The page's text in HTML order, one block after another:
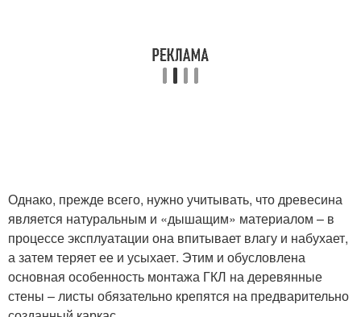
Однако, прежде всего, нужно учитывать, что древесина
является натуральным и «дышащим» материалом – в
процессе эксплуатации она впитывает влагу и набухает,
а затем теряет ее и усыхает. Этим и обусловлена
основная особенность монтажа ГКЛ на деревянные
стены – листы обязательно крепятся на предварительно